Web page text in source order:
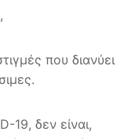
που διανύει
19, δεν είναι,